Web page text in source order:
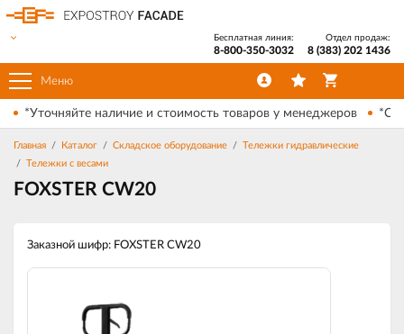
Меню
Бесплатная линия:
8-800-350-3032
Отдел продаж:
8 (383) 202 1436
*Уточняйте наличие и стоимость товаров у менеджеров
Главная Каталог Складское оборудование
Тележки гидравлические
Тележки с весами
FOXSTER CW20
Заказной шифр: FOXSTER CW20